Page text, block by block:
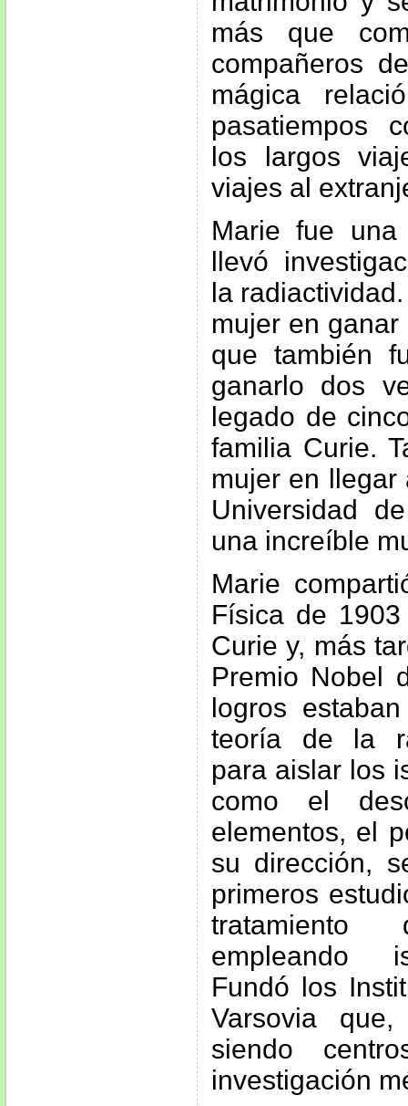
más que
compañeros
mágica
pasatiempos
los largos
viajes al
Marie fue
llevó
la
mujer en
que también
ganarlo dos
legado de
familia Curie.
mujer en llegar
Universidad
una increíble
Marie
Física de
Curie y, más
Premio Nobel
logros
teoría de la
para aislar los
como el
elementos, el
su dirección,
primeros
empleando
Fundó los
Varsovia
siendo
investigación